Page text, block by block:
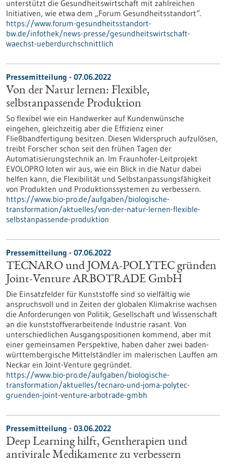
unterstützt die Gesundheitswirtschaft mit zahlreichen
Initiativen, wie etwa dem „Forum Gesundheitsstandort“.
https://www.forum-gesundheitsstandort-
bw.de/infothek/news-presse/gesundheitswirtschaft-
waechst-ueberdurchschnittlich
Pressemitteilung - 07.06.2022
Von der Natur lernen: Flexible,
selbstanpassende Produktion
So flexibel wie ein Handwerker auf Kundenwünsche
eingehen, gleichzeitig aber die Effizienz einer
Fließbandfertigung besitzen. Diesen Widerspruch aufzulösen,
treibt Forscher schon seit den frühen Tagen der
Automatisierungstechnik an. Im Fraunhofer-Leitprojekt
EVOLOPRO loten wir aus, wie ein Blick in die Natur dabei
helfen kann, die Flexibilität und Selbstanpassungsfähigkeit
von Produkten und Produktionssystemen zu verbessern.
https://www.bio-pro.de/aufgaben/biologische-
transformation/aktuelles/von-der-natur-lernen-flexible-
selbstanpassende-produktion
Pressemitteilung - 07.06.2022
TECNARO und JOMA-POLYTEC gründen
Joint-Venture ARBOTRADE GmbH
Die Einsatzfelder für Kunststoffe sind so vielfältig wie
anspruchsvoll und in Zeiten der globalen Klimakrise wachsen
die Anforderungen von Politik, Gesellschaft und Wissenschaft
an die kunststoffverarbeitende Industrie rasant. Von
unterschiedlichen Ausgangspositionen kommend, aber mit
einer gemeinsamen Perspektive, haben daher zwei baden-
württembergische Mittelständler im malerischen Lauffen am
Neckar ein Joint-Venture gegründet.
https://www.bio-pro.de/aufgaben/biologische-
transformation/aktuelles/tecnaro-und-joma-polytec-
gruenden-joint-venture-arbotrade-gmbh
Pressemitteilung - 03.06.2022
Deep Learning hilft, Gentherapien und
antivirale Medikamente zu verbessern